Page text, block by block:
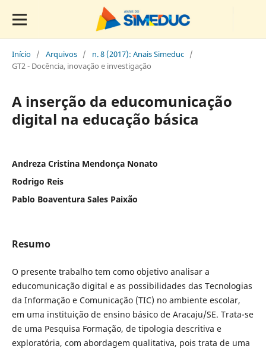
Início / Arquivos / n. 8 (2017): Anais Simeduc /
GT2 - Docência, inovação e investigação
A inserção da educomunicação
digital na educação básica
Andreza Cristina Mendonça Nonato
Rodrigo Reis
Pablo Boaventura Sales Paixão
Resumo
O presente trabalho tem como objetivo analisar a
educomunicação digital e as possibilidades das Tecnologias
da Informação e Comunicação (TIC) no ambiente escolar,
em uma instituição de ensino básico de Aracaju/SE. Trata-se
de uma Pesquisa Formação, de tipologia descritiva e
exploratória, com abordagem qualitativa, pois trata de uma